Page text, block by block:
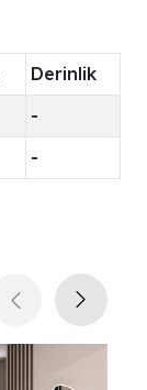
Derinlik
-
-